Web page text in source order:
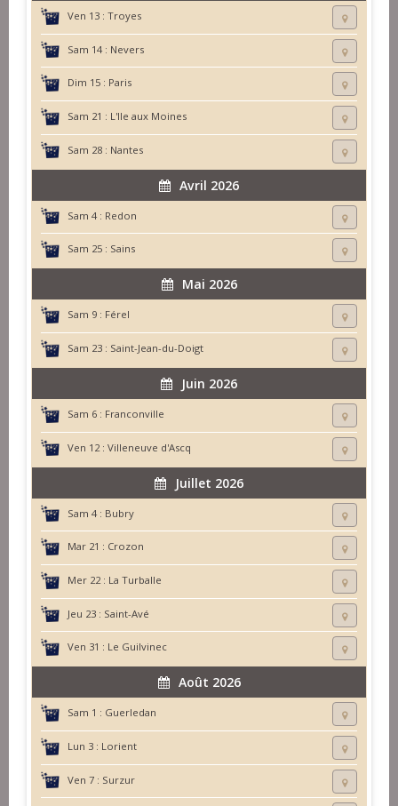
Ven 13 : Troyes
Sam 14 : Nevers
Dim 15 : Paris
Sam 21 : L'Ile aux Moines
Sam 28 : Nantes
Avril 2026
Sam 4 : Redon
Sam 25 : Sains
Mai 2026
Sam 9 : Férel
Sam 23 : Saint-Jean-du-Doigt
Juin 2026
Sam 6 : Franconville
Ven 12 : Villeneuve d'Ascq
Juillet 2026
Sam 4 : Bubry
Mar 21 : Crozon
Mer 22 : La Turballe
Jeu 23 : Saint-Avé
Ven 31 : Le Guilvinec
Août 2026
Sam 1 : Guerledan
Lun 3 : Lorient
Ven 7 : Surzur